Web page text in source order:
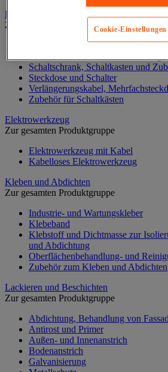
Elektronik
Zur gesamten Produktgruppe
Baterien, Ladegerät und Kabel
Schaltschrank, Schaltkasten und
Steckdose und Schalter
Verlängerungskabel,
Zubehör für Schaltkästen
Elektrowerkzeug
Zur gesamten Produktgruppe
Elektrowerkzeug mit Kabel
Kabelloses Elektrowerkzeug
Kleben und Abdichten
Zur gesamten Produktgruppe
Industrie- und Wartungskleber
Klebeband
Klebstoff und Dichtmasse zur
und Abdichtung
Oberflächenbehandlung- und
Zubehör zum Kleben und Abdichten
Lackieren und Beschichten
Zur gesamten Produktgruppe
Abdichtung, Behandlung von
Antirost und Primer
Außen- und Innenanstrich
Bodenanstrich
Galvanisierung
Cookie-Einstellungen